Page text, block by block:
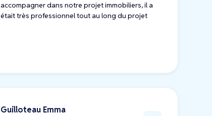
accompagner dans notre projet immobiliers, il a
était très professionnel tout au long du projet
Guilloteau Emma